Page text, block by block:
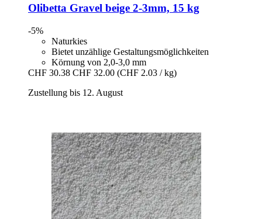
Olibetta Gravel beige 2-​3mm, 15 kg
-5%
Naturkies
Bietet unzählige Gestaltungsmöglichkeiten
Körnung von 2,0-3,0 mm
CHF 30.38 CHF 32.00 (CHF 2.03 / kg)
Zustellung bis 12. August